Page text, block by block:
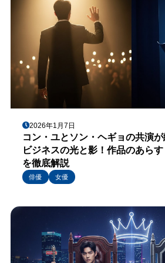
2026年1月7日
コン・ユとソン・ヘギョの共演が
ビジネスの光と影！作品のあら
を徹底解説
俳優
女優